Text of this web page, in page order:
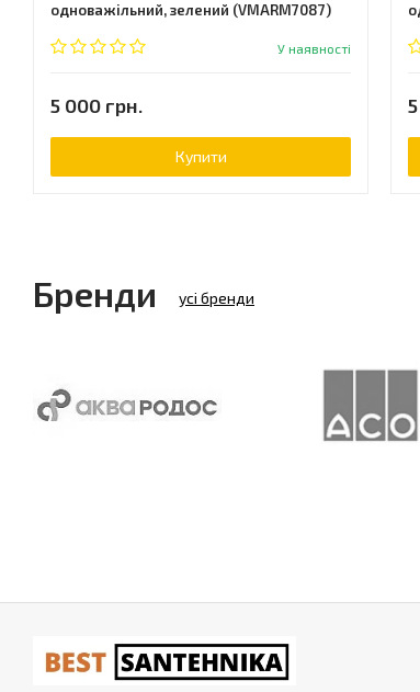
одноважільний, зелений (VMARM7087)
У наявності
5 000 грн.
Купити
Бренди усі бренди